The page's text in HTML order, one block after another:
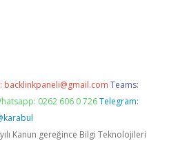
backlinkpaneli@gmail.com Teams:
0262 606 0 726 Telegram:
Kanun gereğince Bilgi Teknolojileri